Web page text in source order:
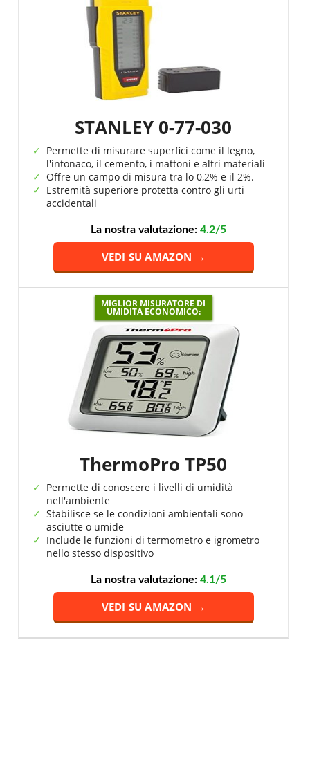
STANLEY 0-77-030
Permette di misurare superfici come il legno,
l'intonaco, il cemento, i mattoni e altri materiali
Offre un campo di misura tra lo 0,2% e il 2%.
Estremità superiore protetta contro gli urti
accidentali
La nostra valutazione: 4.2/5
VEDI SU AMAZON →
MIGLIOR MISURATORE DI
UMIDITA ECONOMICO:
ThermoPro TP50
Permette di conoscere i livelli di umidità
nell'ambiente
Stabilisce se le condizioni ambientali sono
asciutte o umide
Include le funzioni di termometro e igrometro
nello stesso dispositivo
La nostra valutazione: 4.1/5
VEDI SU AMAZON →